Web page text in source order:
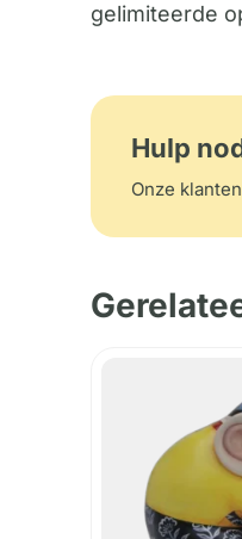
gelimiteerde
Hulp
Onze